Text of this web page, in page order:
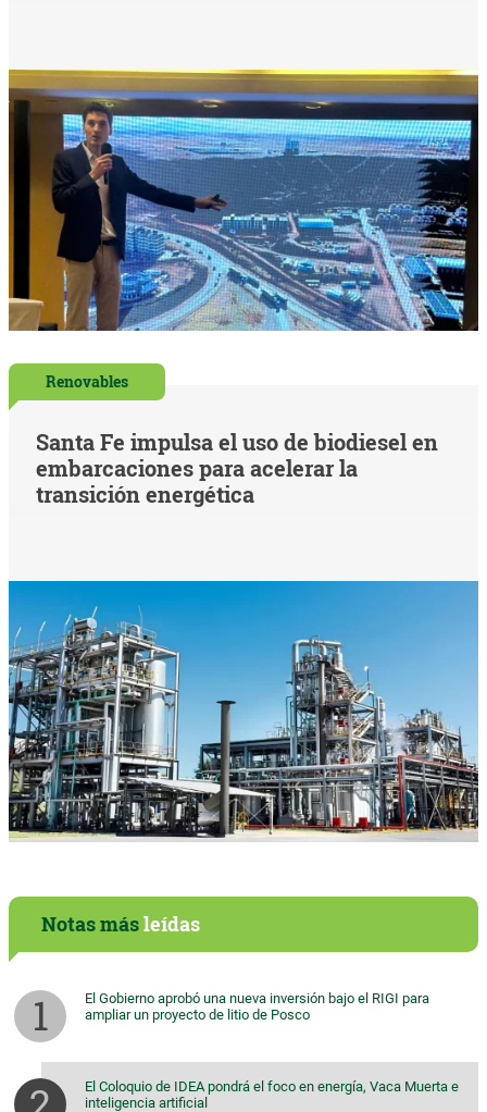
Renovables
Santa Fe impulsa el uso de biodiesel en
embarcaciones para acelerar la
transición energética
Notas másleídas
El Gobierno aprobó una nueva inversión bajo el RIGI para
ampliar un proyecto de litio de Posco
El Coloquio de IDEA pondrá el foco en energía, Vaca Muerta e
inteligencia artificial